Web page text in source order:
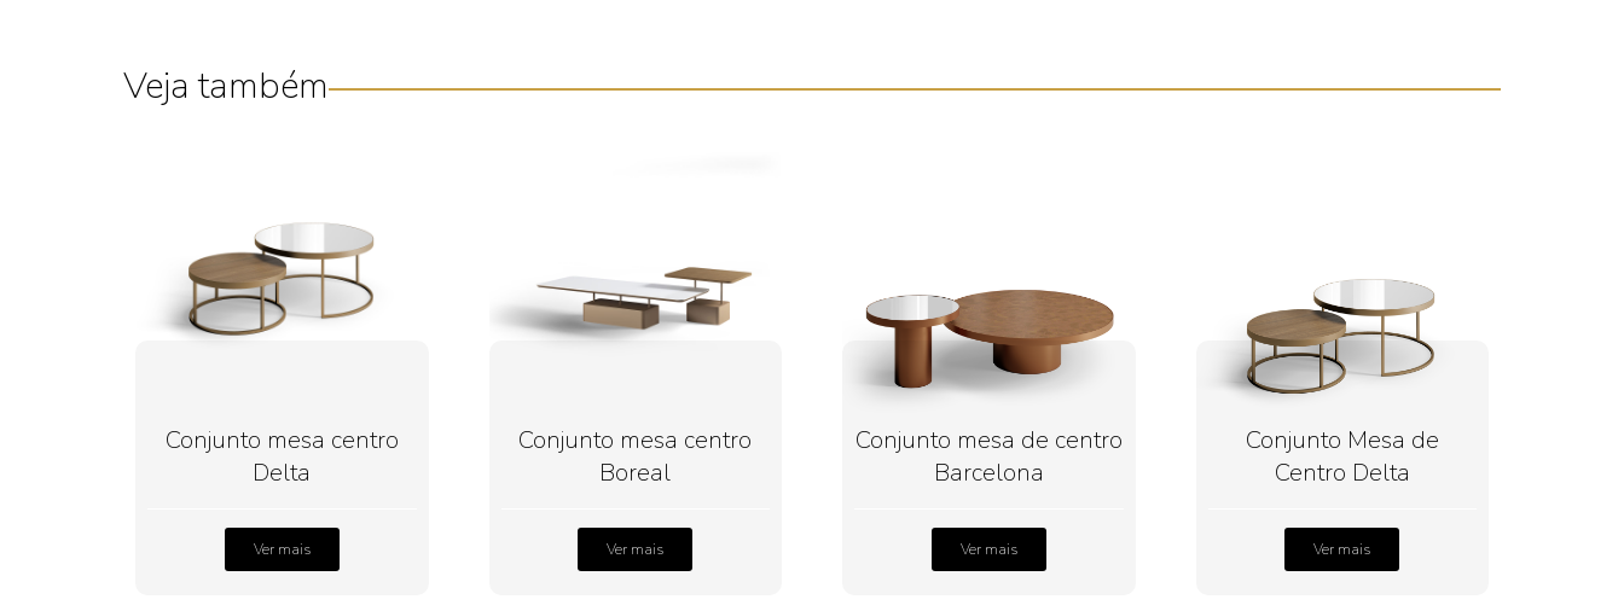
Veja também
Conjunto mesa centro
Delta
Ver mais
Conjunto mesa centro
Boreal
Ver mais
Conjunto mesa de centro
Barcelona
Ver mais
Conjunto Mesa de
Centro Delta
Ver mais